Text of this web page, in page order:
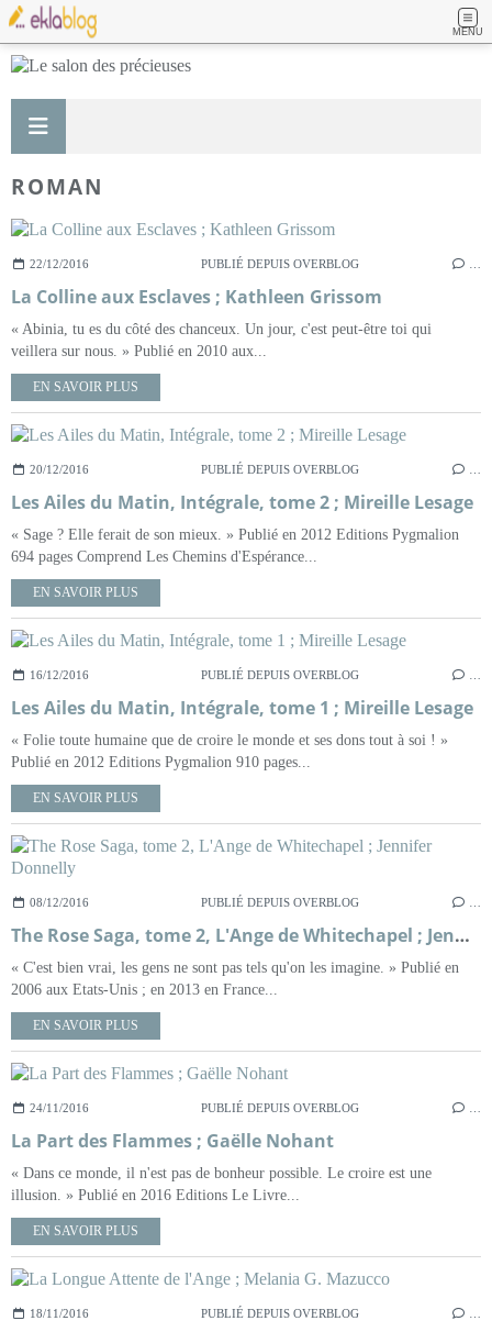
MENU
ROMAN
22/12/2016 PUBLIÉ DEPUIS OVERBLOG
La Colline aux Esclaves ; Kathleen Grissom
« Abinia, tu es du côté des chanceux. Un jour, c'est peut-être toi qui
veillera sur nous. » Publié en 2010 aux...
EN SAVOIR PLUS
20/12/2016 PUBLIÉ DEPUIS OVERBLOG
Les Ailes du Matin, Intégrale, tome 2 ; Mireille Lesage
« Sage ? Elle ferait de son mieux. » Publié en 2012 Editions Pygmalion
694 pages Comprend Les Chemins d'Espérance...
EN SAVOIR PLUS
16/12/2016 PUBLIÉ DEPUIS OVERBLOG
Les Ailes du Matin, Intégrale, tome 1 ; Mireille Lesage
« Folie toute humaine que de croire le monde et ses dons tout à soi ! »
Publié en 2012 Editions Pygmalion 910 pages...
EN SAVOIR PLUS
08/12/2016 PUBLIÉ DEPUIS OVERBLOG
The Rose Saga, tome 2, L'Ange de Whitechapel ; Jennifer Donnelly
« C'est bien vrai, les gens ne sont pas tels qu'on les imagine. » Publié en
2006 aux Etats-Unis ; en 2013 en France...
EN SAVOIR PLUS
24/11/2016 PUBLIÉ DEPUIS OVERBLOG
La Part des Flammes ; Gaëlle Nohant
« Dans ce monde, il n'est pas de bonheur possible. Le croire est une
illusion. » Publié en 2016 Editions Le Livre...
EN SAVOIR PLUS
18/11/2016 PUBLIÉ DEPUIS OVERBLOG